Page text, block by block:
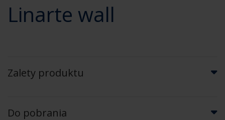
Linarte wall
Zalety produktu
Do pobrania